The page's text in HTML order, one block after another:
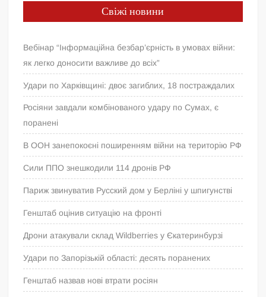
Свіжі новини
Вебінар “Інформаційна безбар’єрність в умовах війни:
як легко доносити важливе до всіх”
Удари по Харківщині: двоє загиблих, 18 постраждалих
Росіяни завдали комбінованого удару по Сумах, є
поранені
В ООН занепокоєні поширенням війни на територію РФ
Сили ППО знешкодили 114 дронів РФ
Париж звинуватив Русский дом у Берліні у шпигунстві
Генштаб оцінив ситуацію на фронті
Дрони атакували склад Wildberries у Єкатеринбурзі
Удари по Запорізькій області: десять поранених
Генштаб назвав нові втрати росіян